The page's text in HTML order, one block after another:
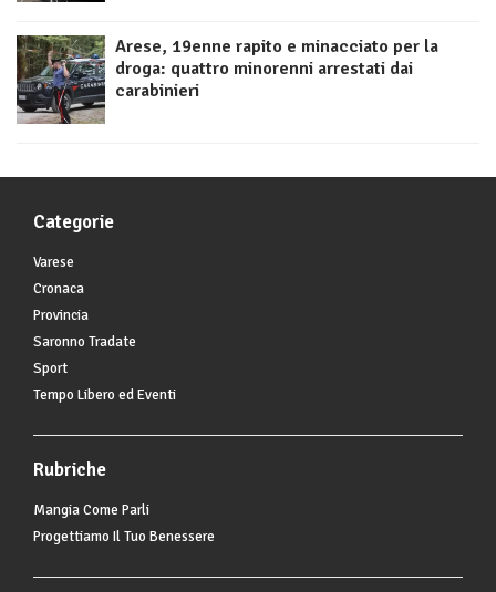
Arese, 19enne rapito e minacciato per la
droga: quattro minorenni arrestati dai
carabinieri
Categorie
Varese
Cronaca
Provincia
Saronno Tradate
Sport
Tempo Libero ed Eventi
Rubriche
Mangia Come Parli
Progettiamo Il Tuo Benessere